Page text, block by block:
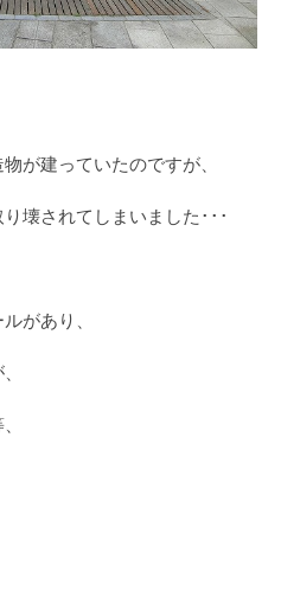
が建っていたのですが、
壊されてしまいました･･･
があり、